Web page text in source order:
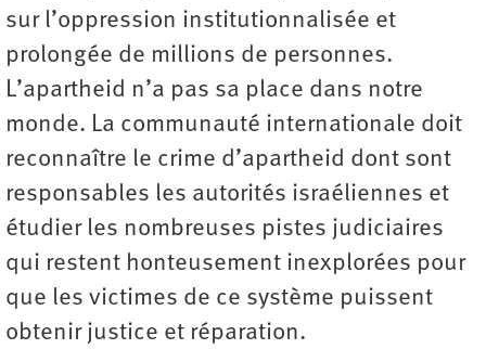
sur l’oppression institutionnalisée et
prolongée de millions de personnes.
L’apartheid n’a pas sa place dans notre
monde. La communauté internationale doit
reconnaître le crime d’apartheid dont sont
responsables les autorités israéliennes et
étudier les nombreuses pistes judiciaires
qui restent honteusement inexplorées pour
que les victimes de ce système puissent
obtenir justice et réparation.